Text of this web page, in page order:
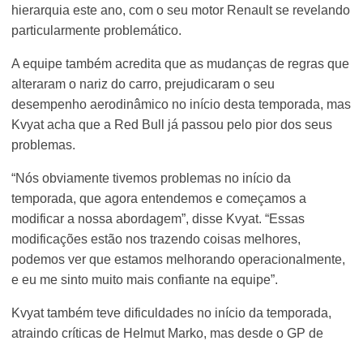
hierarquia este ano, com o seu motor Renault se revelando
particularmente problemático.
A equipe também acredita que as mudanças de regras que
alteraram o nariz do carro, prejudicaram o seu
desempenho aerodinâmico no início desta temporada, mas
Kvyat acha que a Red Bull já passou pelo pior dos seus
problemas.
“Nós obviamente tivemos problemas no início da
temporada, que agora entendemos e começamos a
modificar a nossa abordagem”, disse Kvyat. “Essas
modificações estão nos trazendo coisas melhores,
podemos ver que estamos melhorando operacionalmente,
e eu me sinto muito mais confiante na equipe”.
Kvyat também teve dificuldades no início da temporada,
atraindo críticas de Helmut Marko, mas desde o GP de